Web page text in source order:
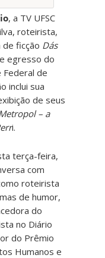
, a TV UFSC
roteirista,
ficção Dás
egresso do
Federal de
inclui sua
de seus
– a
i.
terça-feira,
com
roteirista
de humor,
do
no Diário
do Prêmio
Humanos e